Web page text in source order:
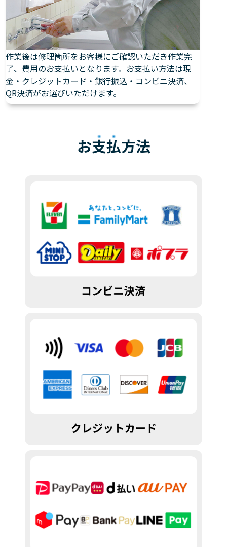
作業後は修理箇所をお客様にご確認いただき作業完
了、費用のお支払いとなります。お支払い方法は現
金・クレジットカード・銀行振込・コンビニ決済、
QR決済がお選びいただけます。
お支払方法